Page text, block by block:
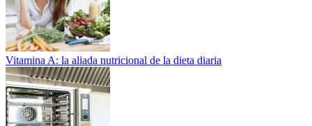
Vitamina A: la aliada nutricional de la dieta diaria